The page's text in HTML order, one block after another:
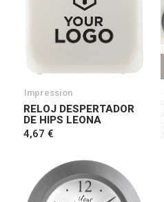
Impression
RELOJ DESPERTADOR
DE HIPS LEONA
4,67 €